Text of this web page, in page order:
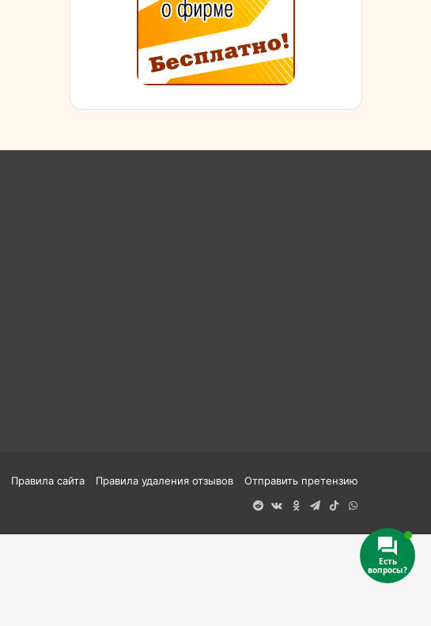
Правила сайта Правила удаления отзывов
Отправить претензию
Redditvk.comОдноклассники
Telegram
TikTokWhatsApp
Есть
вопросы?